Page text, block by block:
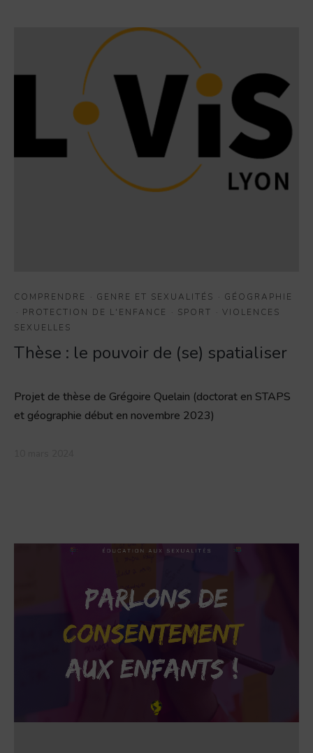
COMPRENDRE · GENRE ET SEXUALITÉS · GÉOGRAPHIE
· PROTECTION DE L'ENFANCE · SPORT · VIOLENCES
SEXUELLES
Thèse : le pouvoir de (se) spatialiser
Projet de thèse de Grégoire Quelain (doctorat en STAPS
et géographie début en novembre 2023)